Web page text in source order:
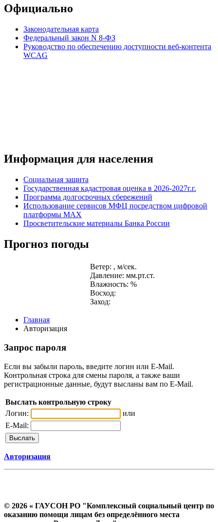
Официально
Законодательная карта
Федеральный закон N 8-ФЗ
Руководство по обеспечению доступности веб-контента
WCAG
Информация для населения
Социальная защита
Государственная кадастровая оценка в 2026-2027г.г.
Программа долгосрочных сбережений
Использование сервисов МФЦ посредством цифровой
платформы MAX
Просветительские материалы Банка России
Прогноз погоды
Ветер: , м/сек.
Давление: мм.рт.ст.
Влажность: %
Восход:
Заход:
Главная
Авторизация
Запрос пароля
Если вы забыли пароль, введите логин или E-Mail.
Контрольная строка для смены пароля, а также ваши
регистрационные данные, будут высланы вам по E-Mail.
Выслать контрольную строку
Логин:
или
E-Mail:
Авторизация
© 2026 « ГАУСОН РО "Комплексный социальный центр по
оказанию помощи лицам без определённого места